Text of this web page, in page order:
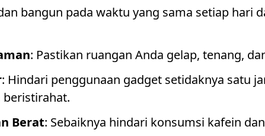
bangun pada waktu yang sama setiap hari
: Pastikan ruangan Anda gelap, tenang,
: Hindari penggunaan gadget setidaknya satu
Berat: Sebaiknya hindari konsumsi kafein